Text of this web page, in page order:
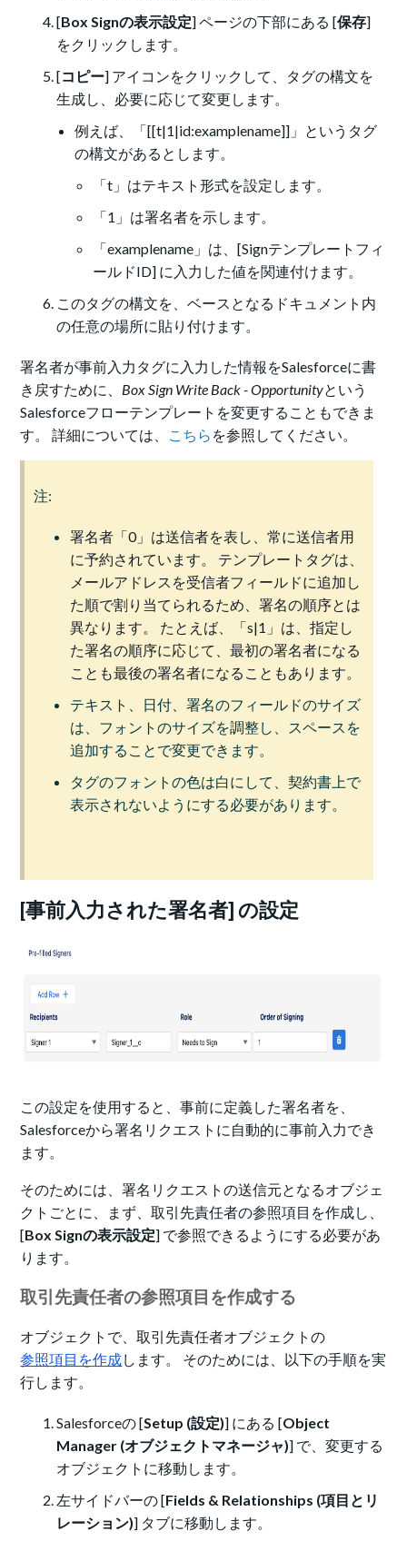
[Box Signの表示設定] ページの下部にある [保存]
をクリックします。
[コピー] アイコンをクリックして、タグの構文を
生成し、必要に応じて変更します。
例えば、「[[t|1|id:examplename]]」というタグ
の構文があるとします。
「t」はテキスト形式を設定します。
「1」は署名者を示します。
「examplename」は、[Signテンプレートフィ
ールドID] に入力した値を関連付けます。
このタグの構文を、ベースとなるドキュメント内
の任意の場所に貼り付けます。
署名者が事前入力タグに入力した情報をSalesforceに書
き戻すために、 Box Sign Write Back - Opportunityという
Salesforceフローテンプレートを変更することもできま
す。 詳細については、 こちら を参照してください。
注:
署名者「0」は送信者を表し、常に送信者用
に予約されています。 テンプレートタグは、
メールアドレスを受信者フィールドに追加し
た順で割り当てられるため、署名の順序とは
異なります。 たとえば、「s|1」は、指定し
た署名の順序に応じて、最初の署名者になる
ことも最後の署名者になることもあります。
テキスト、日付、署名のフィールドのサイズ
は、フォントのサイズを調整し、スペースを
追加することで変更できます。
タグのフォントの色は白にして、契約書上で
表示されないようにする必要があります。
[事前入力された署名者] の設定
この設定を使用すると、事前に定義した署名者を、
Salesforceから署名リクエストに自動的に事前入力でき
ます。
そのためには、署名リクエストの送信元となるオブジェ
クトごとに、まず、取引先責任者の参照項目を作成し、
[Box Signの表示設定] で参照できるようにする必要があ
ります。
取引先責任者の参照項目を作成する
オブジェクトで、取引先責任者オブジェクトの
参照項目を作成します。
そのためには、以下の手順を実
行します。
Salesforceの [Setup (設定)] にある [Object
Manager (オブジェクトマネージャ)] で、変更する
オブジェクトに移動します。
左サイドバーの [Fields & Relationships (項目とリ
レーション)] タブに移動します。